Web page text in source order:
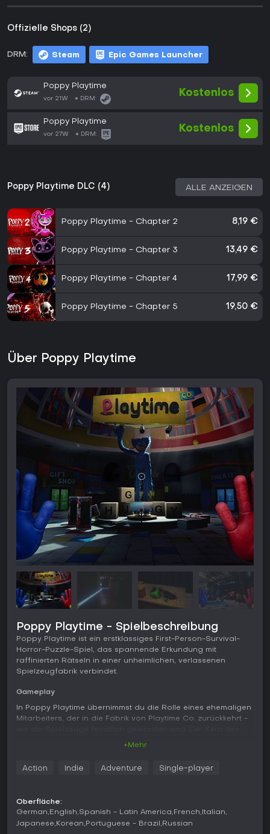
Offizielle Shops (2)
DRM: Steam Epic Games Launcher
Poppy Playtime
vor 21W DRM:
Kostenlos
Poppy Playtime
vor 27W DRM:
Kostenlos
Poppy Playtime DLC (4) ALLE ANZEIGEN
Poppy Playtime - Chapter 2 8,19 €
Poppy Playtime - Chapter 3 13,49 €
Poppy Playtime - Chapter 4 17,99 €
Poppy Playtime - Chapter 5 19,50 €
Über Poppy Playtime
Poppy Playtime - Spielbeschreibung
Poppy Playtime ist ein erstklassiges First-Person-Survival-
Horror-Puzzle-Spiel, das spannende Erkundung mit
raffinierten Rätseln in einer unheimlichen, verlassenen
Spielzeugfabrik verbindet.
Gameplay
In Poppy Playtime übernimmst du die Rolle eines ehemaligen
Mitarbeiters, der in die Fabrik von Playtime Co. zurückkehrt -
ein Rucksack mit ausfahrbaren Händen, mit dem du Objekte
kannst. Im Verlauf der Kapitel erhält der GrabPack Upgrades
wie eine grüne Hand zum Stromtransport oder Jet-Booster
für kontrollierte Abstiege. Rätsel fordern oft den kombinierten
+Mehr
Action Indie Adventure Single-player
Oberfläche:
German English Spanish - Latin America French Italian
Japanese Korean Portuguese - Brazil
Russian